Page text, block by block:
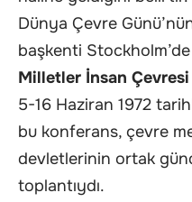
Dünya Çevre
başkenti
Milletler İnsan Çevresi
5-16 Haziran 1972
bu konferans, çevre
devletlerinin ortak
toplantıydı.